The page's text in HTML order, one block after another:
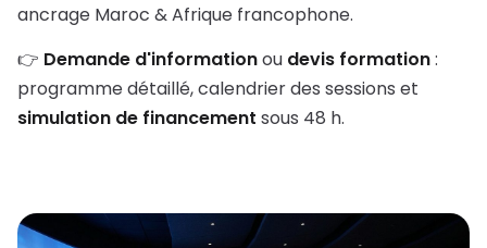
ancrage Maroc & Afrique francophone.
👉 Demande d'informationou devis formation:
programme détaillé, calendrier des sessions et
simulation de financement sous 48 h.